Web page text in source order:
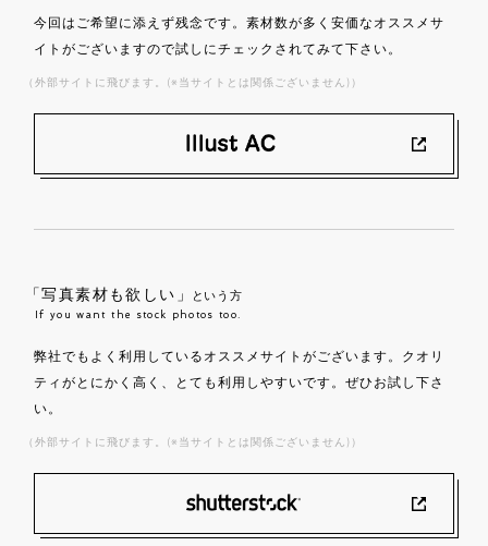
今回はご希望に添えず残念です。素材数が多く安価なオススメサ
イトがございますので試しにチェックされてみて下さい。
（外部サイトに飛びます。(※当サイトとは関係ございません)）
「写真素材も欲しい」 という方
If you want the stock photos too.
弊社でもよく利用しているオススメサイトがございます。クオリ
ティがとにかく高く、とても利用しやすいです。ぜひお試し下さ
い。
（外部サイトに飛びます。(※当サイトとは関係ございません)）